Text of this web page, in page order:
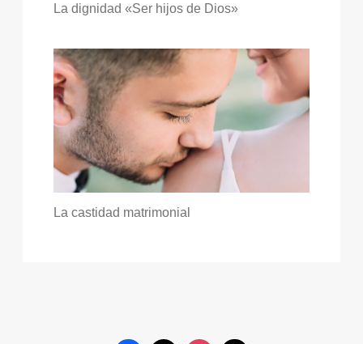
La dignidad «Ser hijos de Dios»
La castidad matrimonial